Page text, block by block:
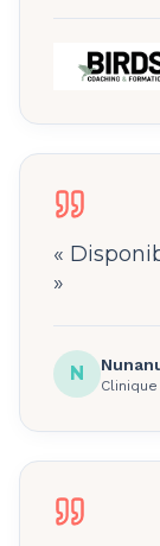
«
»
N